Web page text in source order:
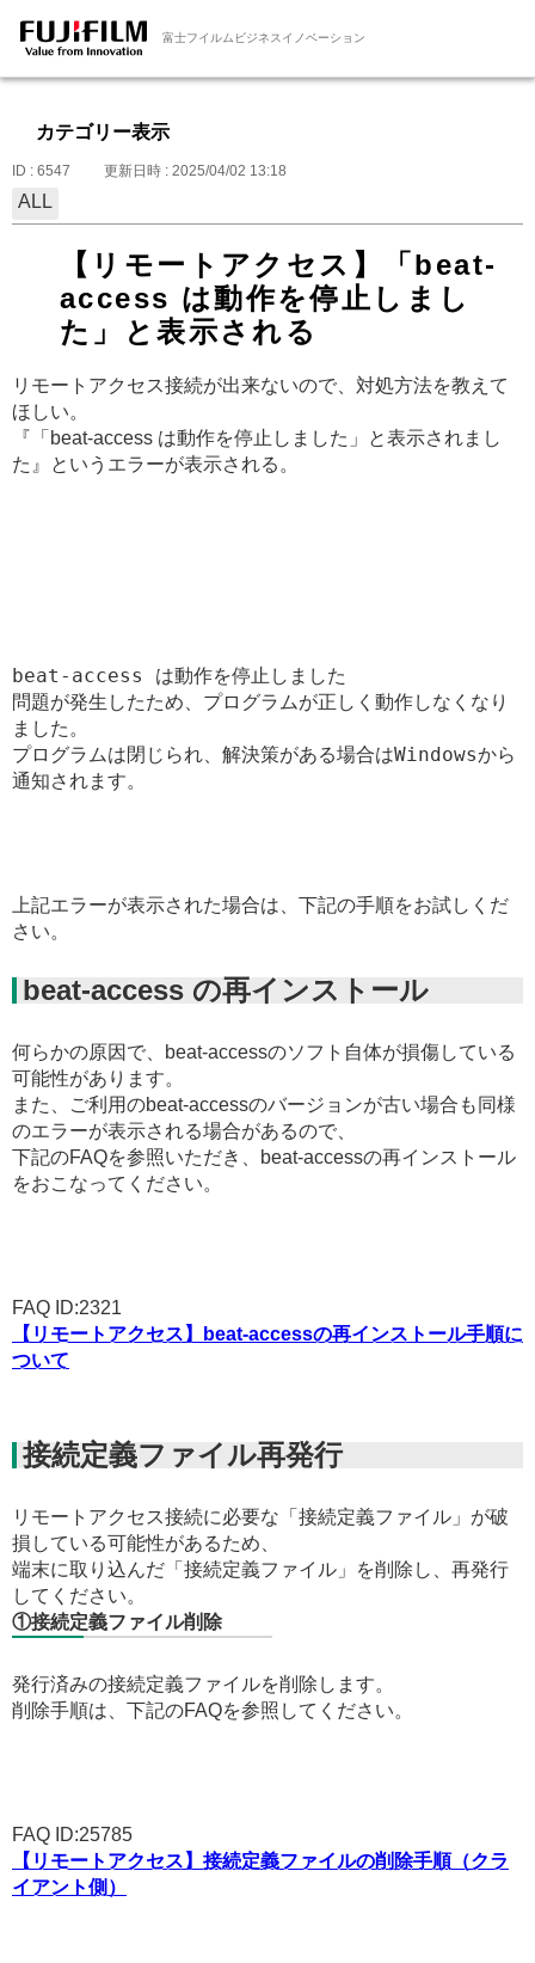
富士フイルムビジネスイノベーション
カテゴリー表示
ID : 6547 更新日時 : 2025/04/02 13:18
ALL
【リモートアクセス】「beat-
access は動作を停止しまし
た」と表示される
リモートアクセス接続が出来ないので、対処方法を教えて
ほしい。
『「beat-access は動作を停止しました」と表示されまし
た』というエラーが表示される。
beat-access は動作を停止しました
問題が発生したため、プログラムが正しく動作しなくなり
ました。
プログラムは閉じられ、解決策がある場合はWindowsから
通知されます。
上記エラーが表示された場合は、下記の手順をお試しくだ
さい。
beat-access の再インストール
何らかの原因で、beat-accessのソフト自体が損傷している
可能性があります。
また、ご利用のbeat-accessのバージョンが古い場合も同様
のエラーが表示される場合があるので、
下記のFAQを参照いただき、beat-accessの再インストール
をおこなってください。
FAQ ID:2321
【リモートアクセス】beat-accessの再インストール手順に
ついて
接続定義ファイル再発行
リモートアクセス接続に必要な「接続定義ファイル」が破
損している可能性があるため、
端末に取り込んだ「接続定義ファイル」を削除し、再発行
してください。
①接続定義ファイル削除
発行済みの接続定義ファイルを削除します。
削除手順は、下記のFAQを参照してください。
FAQ ID:25785
【リモートアクセス】接続定義ファイルの削除手順（クラ
イアント側）